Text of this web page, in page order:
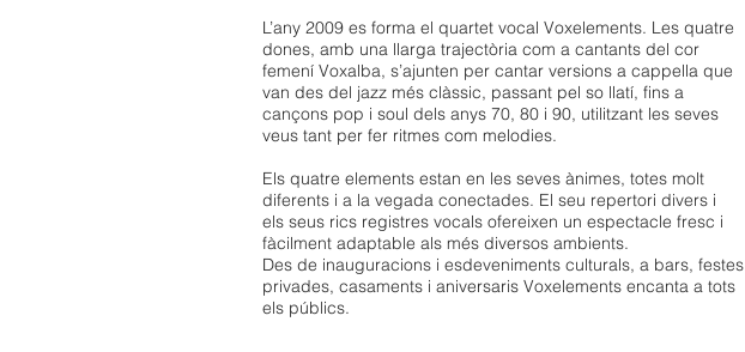
L’any 2009 es forma el quartet vocal Voxelements. Les quatre
dones, amb una llarga trajectòria com a cantants del cor
femení Voxalba, s’ajunten per cantar versions a cappella que
van des del jazz més clàssic, passant pel so llatí, fins a
cançons pop i soul dels anys 70, 80 i 90, utilitzant les seves
veus tant per fer ritmes com melodies.
Els quatre elements estan en les seves ànimes, totes molt
diferents i a la vegada conectades. El seu repertori divers i
els seus rics registres vocals ofereixen un espectacle fresc i
fàcilment adaptable als més diversos ambients.
Des de inauguracions i esdeveniments culturals, a bars, festes
privades, casaments i aniversaris Voxelements encanta a tots
els públics.